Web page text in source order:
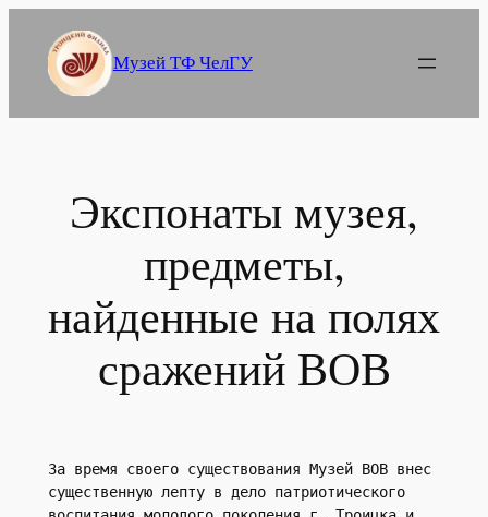
содержимому
Музей ТФ ЧелГУ
Экспонаты музея,
предметы,
найденные на полях
сражений ВОВ
За время своего существования Музей ВОВ внес
существенную лепту в дело патриотического